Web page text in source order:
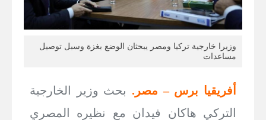
وزيرا خارجية تركيا ومصر يبحثان الوضع بغزة وسبل توصيل
مساعدات
أفريقيا برس – مصر. بحث وزير الخارجية
التركي هاكان فيدان مع نظيره المصري